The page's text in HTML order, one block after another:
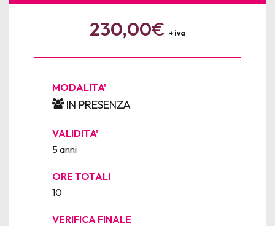
230,00€ + iva
MODALITA'
IN PRESENZA
VALIDITA'
5 anni
ORE TOTALI
10
VERIFICA FINALE